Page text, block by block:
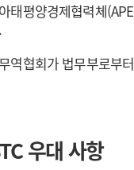
태평양경제협력체
역협회가 법무부로부
우대 사항